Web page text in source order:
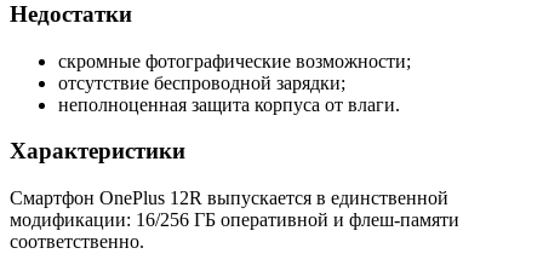
Недостатки
скромные фотографические возможности;
отсутствие беспроводной зарядки;
неполноценная защита корпуса от влаги.
Характеристики
Смартфон OnePlus 12R выпускается в единственной
модификации: 16/256 ГБ оперативной и флеш-памяти
соответственно.